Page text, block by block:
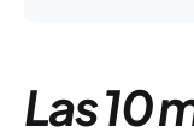
Las 10